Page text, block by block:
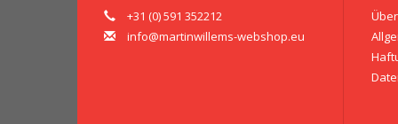
+31 (0) 591 352212
info@martinwillems-webshop.eu